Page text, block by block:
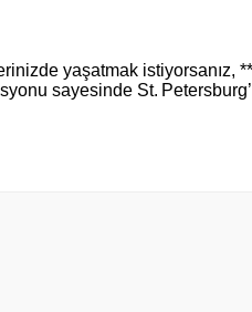
yaşatmak istiyorsanız,
sayesinde St.